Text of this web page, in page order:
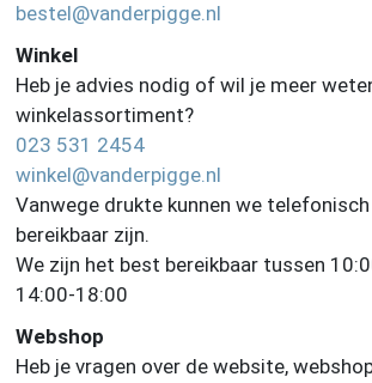
bestel@vanderpigge.nl
Winkel
Heb je advies nodig of wil je meer
winkelassortiment?
023 531 2454
winkel@vanderpigge.nl
Vanwege drukte kunnen we
bereikbaar zijn.
We zijn het best bereikbaar tussen
14:00-18:00
Webshop
Heb je vragen over de website,